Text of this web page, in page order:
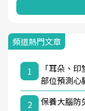
頻道熱門文章
1
「耳朵、
部位預測心
2
保養大腦